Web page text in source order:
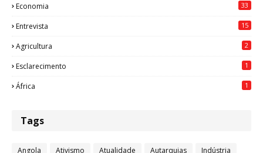
Economia 33
Entrevista 15
Agricultura 2
Esclarecimento 1
África 1
Tags
Angola Ativismo Atualidade Autarquias
Indústria